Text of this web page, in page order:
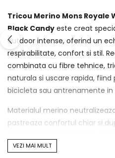
Tricou Merino Mons Royale
Black Candy este creat
outdoor intense, oferind un
respirabilitate, confort si stil.
combinata cu fibre tehnice,
naturala si uscare rapida,
bicicleta sau antrenamente in
Materialul merino
pastreaza confortul chiar si
lung, este adaptata pozitiei
VEZI MAI MULT